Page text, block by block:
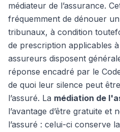
médiateur de l’assurance.
fréquemment de dénouer
tribunaux, à condition
de prescription applicables
assureurs disposent
réponse encadré par le
de quoi leur silence peut
l’assuré. La médiation de
l’avantage d’être gratuite
l’assuré : celui-ci conserve